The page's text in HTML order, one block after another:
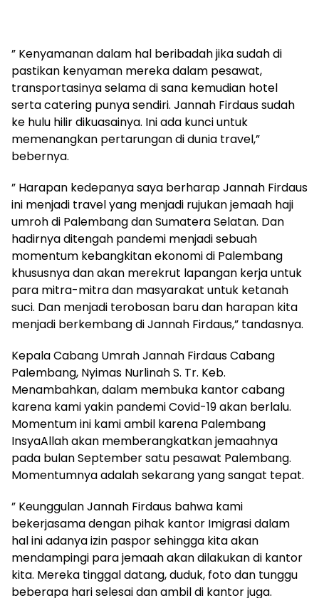
” Kenyamanan dalam hal beribadah jika sudah di
pastikan kenyaman mereka dalam pesawat,
transportasinya selama di sana kemudian hotel
serta catering punya sendiri. Jannah Firdaus sudah
ke hulu hilir dikuasainya. Ini ada kunci untuk
memenangkan pertarungan di dunia travel,”
bebernya.
” Harapan kedepanya saya berharap Jannah Firdaus
ini menjadi travel yang menjadi rujukan jemaah haji
umroh di Palembang dan Sumatera Selatan. Dan
hadirnya ditengah pandemi menjadi sebuah
momentum kebangkitan ekonomi di Palembang
khususnya dan akan merekrut lapangan kerja untuk
para mitra-mitra dan masyarakat untuk ketanah
suci. Dan menjadi terobosan baru dan harapan kita
menjadi berkembang di Jannah Firdaus,” tandasnya.
Kepala Cabang Umrah Jannah Firdaus Cabang
Palembang, Nyimas Nurlinah S. Tr. Keb.
Menambahkan, dalam membuka kantor cabang
karena kami yakin pandemi Covid-19 akan berlalu.
Momentum ini kami ambil karena Palembang
InsyaAllah akan memberangkatkan jemaahnya
pada bulan September satu pesawat Palembang.
Momentumnya adalah sekarang yang sangat tepat.
” Keunggulan Jannah Firdaus bahwa kami
bekerjasama dengan pihak kantor Imigrasi dalam
hal ini adanya izin paspor sehingga kita akan
mendampingi para jemaah akan dilakukan di kantor
kita. Mereka tinggal datang, duduk, foto dan tunggu
beberapa hari selesai dan ambil di kantor juga.